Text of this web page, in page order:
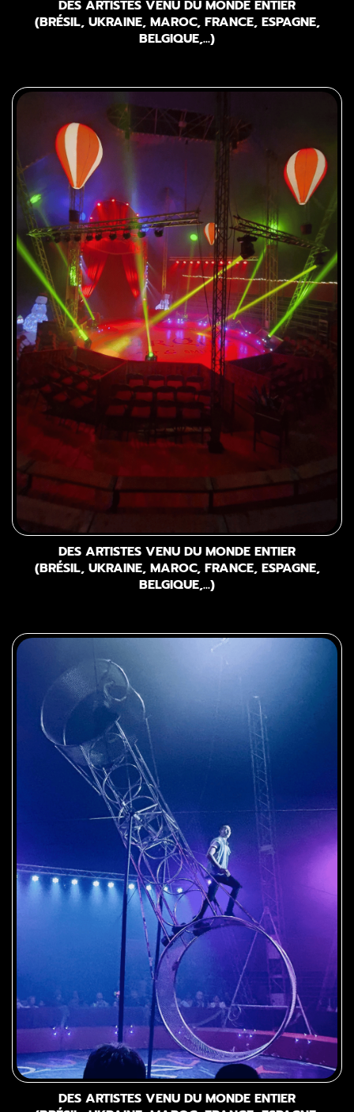
DES ARTISTES VENU DU MONDE ENTIER
(BRÉSIL, UKRAINE, MAROC, FRANCE, ESPAGNE,
BELGIQUE,...)
DES ARTISTES VENU DU MONDE ENTIER
(BRÉSIL, UKRAINE, MAROC, FRANCE, ESPAGNE,
BELGIQUE,...)
DES ARTISTES VENU DU MONDE ENTIER